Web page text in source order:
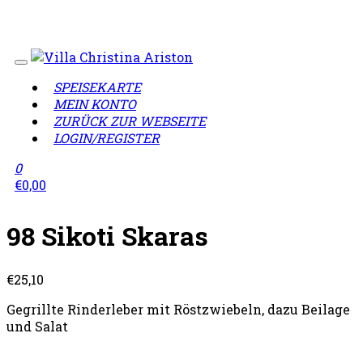
SPEISEKARTE
MEIN KONTO
ZURÜCK ZUR WEBSEITE
LOGIN/REGISTER
0
€0,00
98 Sikoti Skaras
€25,10
Gegrillte Rinderleber mit Röstzwiebeln, dazu Beilage
und Salat